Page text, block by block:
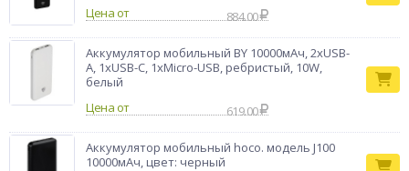
Цена от
884.00
Аккумулятор мобильный BY 10000мАч, 2xUSB-
A, 1xUSB-C, 1xMicro-USB, ребристый, 10W,
белый
Цена от
619.00
Аккумулятор мобильный hoco. модель J100
10000мАч, цвет: черный